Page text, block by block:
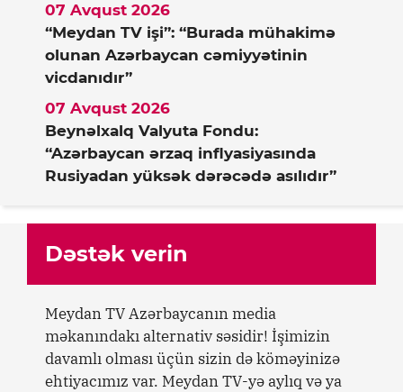
“Meydan TV işi”: “Burada mühakimə
olunan Azərbaycan cəmiyyətinin
vicdanıdır”
07 Avqust 2026
Beynəlxalq Valyuta Fondu:
“Azərbaycan ərzaq inflyasiyasında
Rusiyadan yüksək dərəcədə asılıdır”
07 Avqust 2026
Dəstək verin
Meydan TV Azərbaycanın media
məkanındakı alternativ səsidir! İşimizin
davamlı olması üçün sizin də köməyinizə
ehtiyacımız var. Meydan TV-yə aylıq və ya